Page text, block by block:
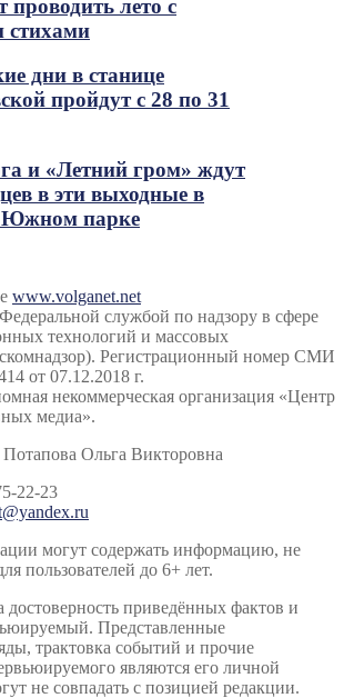
проводить лето с
стихами
дни в станице
пройдут с 28 по 31
и «Летний гром» ждут
в эти выходные в
парке
www.volganet.net
службой по надзору в сфере
технологий и массовых
Регистрационный номер СМИ
от 07.12.2018 г.
некоммерческая организация «Центр
медиа».
Ольга Викторовна
22-23
могут содержать информацию, не
пользователей до 6+ лет.
достоверность приведённых фактов и
Представленные
трактовка событий и прочие
являются его личной
не совпадать с позицией редакции.